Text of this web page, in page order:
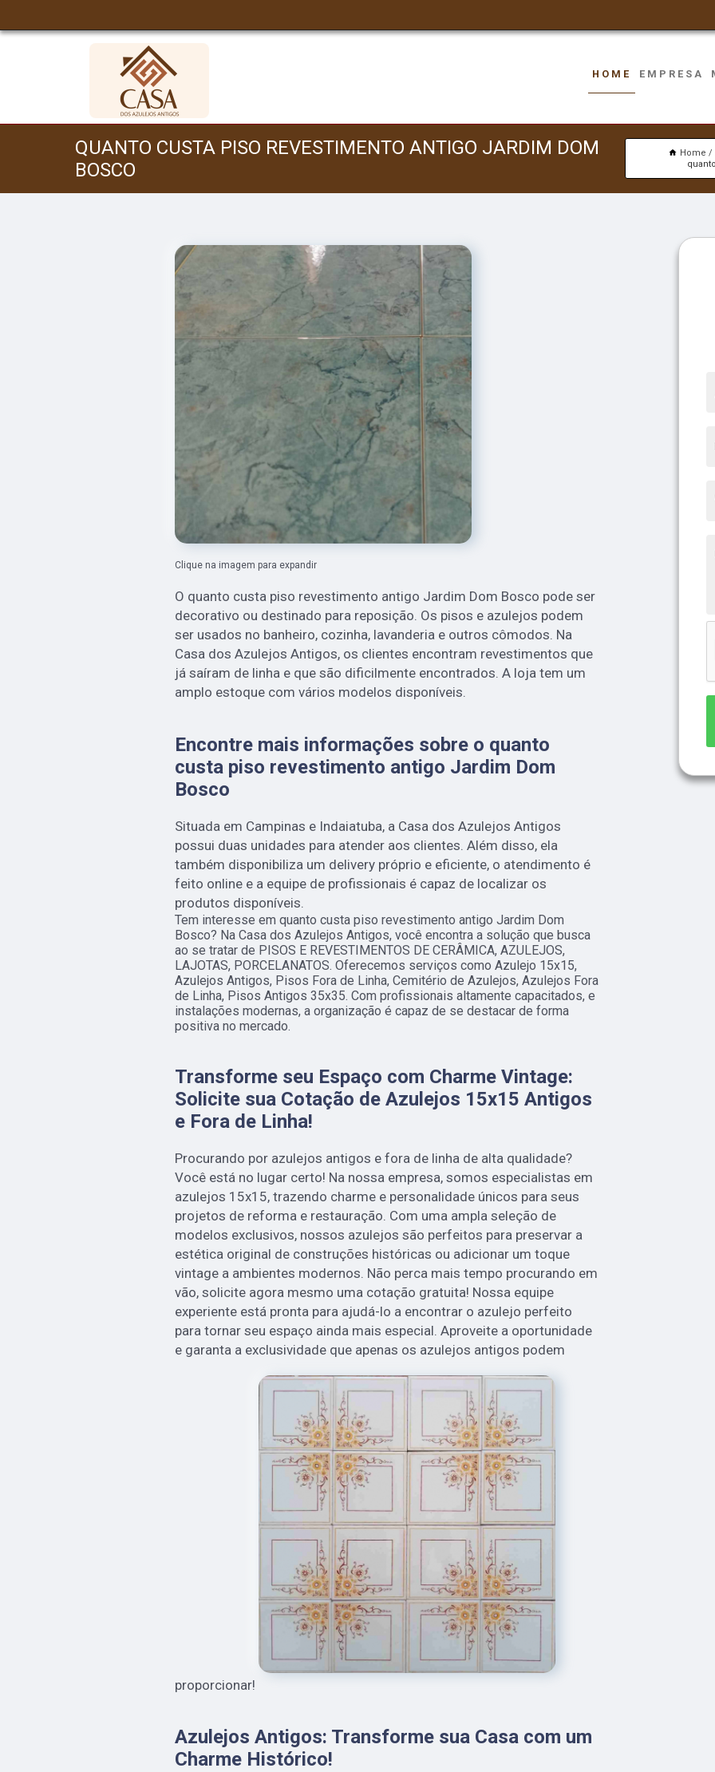
HOME EMPRESA
QUANTO CUSTA PISO REVESTIMENTO ANTIGO JARDIM DOM
BOSCO
Home
Clique na imagem para expandir
O quanto custa piso revestimento antigo Jardim Dom Bosco pode ser
decorativo ou destinado para reposição. Os pisos e azulejos podem
ser usados no banheiro, cozinha, lavanderia e outros cômodos. Na
Casa dos Azulejos Antigos, os clientes encontram revestimentos que
já saíram de linha e que são dificilmente encontrados. A loja tem um
amplo estoque com vários modelos disponíveis.
Encontre mais informações sobre o quanto
custa piso revestimento antigo Jardim Dom
Bosco
Situada em Campinas e Indaiatuba, a Casa dos Azulejos Antigos
possui duas unidades para atender aos clientes. Além disso, ela
também disponibiliza um delivery próprio e eficiente, o atendimento é
feito online e a equipe de profissionais é capaz de localizar os
produtos disponíveis.
Tem interesse em quanto custa piso revestimento antigo Jardim Dom
Bosco? Na Casa dos Azulejos Antigos, você encontra a solução que busca
ao se tratar de PISOS E REVESTIMENTOS DE CERÂMICA, AZULEJOS,
LAJOTAS, PORCELANATOS. Oferecemos serviços como Azulejo 15x15,
Azulejos Antigos, Pisos Fora de Linha, Cemitério de Azulejos, Azulejos Fora
de Linha, Pisos Antigos 35x35. Com profissionais altamente capacitados, e
instalações modernas, a organização é capaz de se destacar de forma
positiva no mercado.
Transforme seu Espaço com Charme Vintage:
Solicite sua Cotação de Azulejos 15x15 Antigos
e Fora de Linha!
Procurando por azulejos antigos e fora de linha de alta qualidade?
Você está no lugar certo! Na nossa empresa, somos especialistas em
azulejos 15x15, trazendo charme e personalidade únicos para seus
projetos de reforma e restauração. Com uma ampla seleção de
modelos exclusivos, nossos azulejos são perfeitos para preservar a
estética original de construções históricas ou adicionar um toque
vintage a ambientes modernos. Não perca mais tempo procurando em
vão, solicite agora mesmo uma cotação gratuita! Nossa equipe
experiente está pronta para ajudá-lo a encontrar o azulejo perfeito
para tornar seu espaço ainda mais especial. Aproveite a oportunidade
e garanta a exclusividade que apenas os azulejos antigos podem
proporcionar!
Azulejos Antigos: Transforme sua Casa com um
Charme Histórico!